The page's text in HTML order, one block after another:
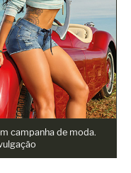
campanha de moda.